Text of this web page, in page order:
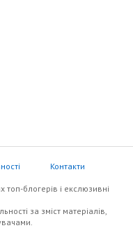
Контакти
топ-блогерів i екслюзивнi
за зміст матеріалів,